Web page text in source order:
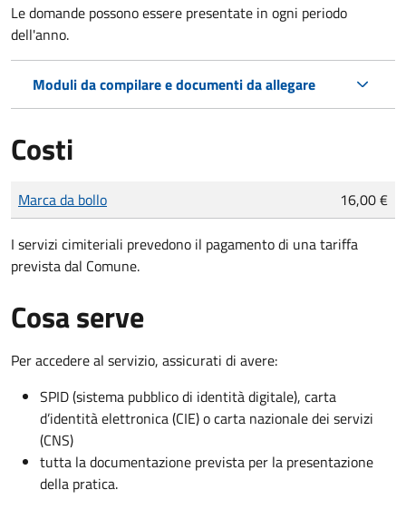
Le domande possono essere presentate in ogni periodo
dell'anno.
Moduli da compilare e documenti da allegare
Costi
Tipo di pagamento
Importo
Marca da bollo 16,00 €
I servizi cimiteriali prevedono il pagamento di una tariffa
prevista dal Comune.
Cosa serve
Per accedere al servizio, assicurati di avere:
SPID (sistema pubblico di identità digitale), carta
d’identità elettronica (CIE) o carta nazionale dei servizi
(CNS)
tutta la documentazione prevista per la presentazione
della pratica.